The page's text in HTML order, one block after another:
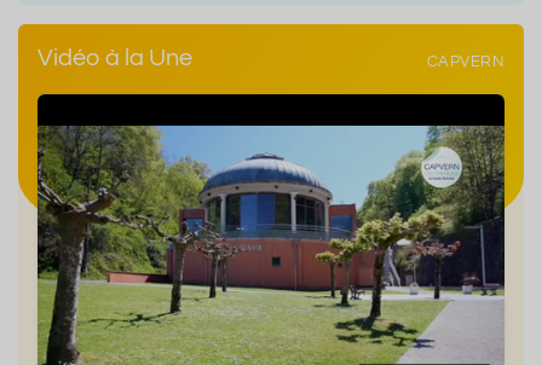
Vidéo à la Une CAPVERN